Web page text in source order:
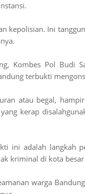
kepolisian. Ini
Kombes Pol Budi
terbukti
atau begal,
kerap
ini adalah langkah
kriminal di kota
warga